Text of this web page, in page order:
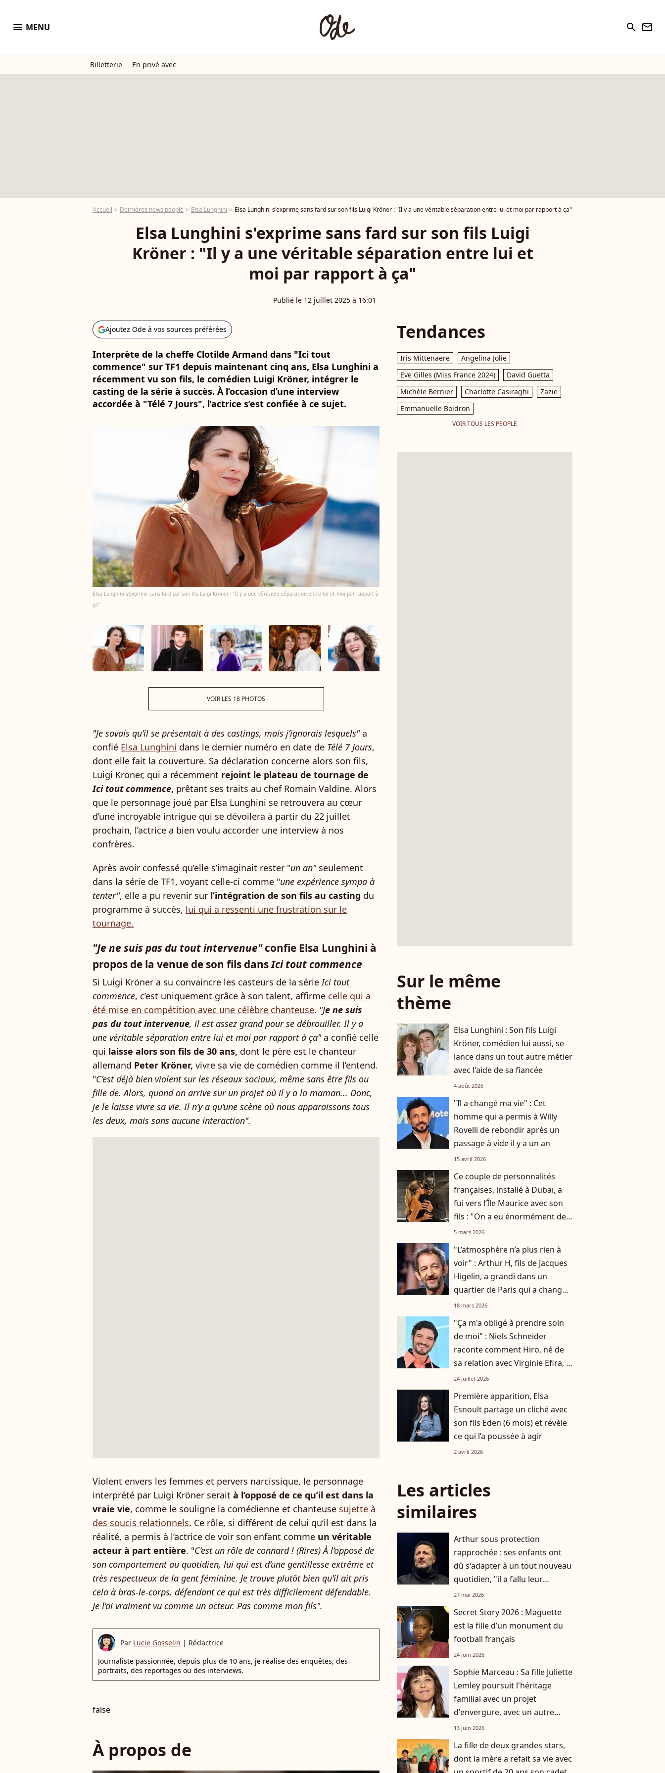
menu MENU search newsletter
Billetterie En privé avec
Accueil Dernières news people Elsa Lunghini Elsa Lunghini s'exprime sans fard sur son fils Luigi Kröner : "Il y a une véritable séparation entre lui et moi par rapport à ça"
Elsa Lunghini s'exprime sans fard sur son fils Luigi
Kröner : "Il y a une véritable séparation entre lui et
moi par rapport à ça"
Publié le 12 juillet 2025 à 16:01
Ajoutez Ode à vos sources préférées
Interprète de la cheffe Clotilde Armand dans "Ici tout
commence" sur TF1 depuis maintenant cinq ans, Elsa Lunghini a
récemment vu son fils, le comédien Luigi Kröner, intégrer le
casting de la série à succès. À l’occasion d’une interview
accordée à "Télé 7 Jours", l’actrice s’est confiée à ce sujet.
Elsa Lunghini s'exprime sans fard sur son fils Luigi Kröner : "Il y a une véritable séparation entre lui et moi par rapport à
ça"
VOIR LES 18 PHOTOS
"Je savais qu’il se présentait à des castings, mais j’ignorais lesquels"a
confié Elsa Lunghini dans le dernier numéro en date de Télé 7 Jours,
dont elle fait la couverture. Sa déclaration concerne alors son fils,
Luigi Kröner, qui a récemment rejoint le plateau de tournage de
Ici tout commence, prêtant ses traits au chef Romain Valdine. Alors
que le personnage joué par Elsa Lunghini se retrouvera au cœur
d’une incroyable intrigue qui se dévoilera à partir du 22 juillet
prochain, l’actrice a bien voulu accorder une interview à nos
confrères.
Après avoir confessé qu’elle s’imaginait rester "un an"seulement
dans la série de TF1, voyant celle-ci comme "une expérience sympa à
tenter", elle a pu revenir sur l’intégration de son fils au casting du
programme à succès, lui qui a ressenti une frustration sur le
tournage.
"Je ne suis pas du tout intervenue"confie Elsa Lunghini à
propos de la venue de son fils dansIci tout commence
Si Luigi Kröner a su convaincre les casteurs de la sérieIci tout
commence, c’est uniquement grâce à son talent, affirme celle qui a
été mise en compétition avec une célèbre chanteuse. "Je ne suis
pas du tout intervenue, il est assez grand pour se débrouiller. Il y a
une véritable séparation entre lui et moi par rapport à ça"a confié celle
qui laisse alors son fils de 30 ans, dont le père est le chanteur
allemand Peter Kröner, vivre sa vie de comédien comme il l’entend.
"C’est déjà bien violent sur les réseaux sociaux, même sans être fils ou
fille de. Alors, quand on arrive sur un projet où il y a la maman... Donc,
je le laisse vivre sa vie. Il n’y a qu’une scène où nous apparaissons tous
les deux, mais sans aucune interaction".
Violent envers les femmes et pervers narcissique, le personnage
interprété par Luigi Kröner serait à l’opposé de ce qu’il est dans la
vraie vie, comme le souligne la comédienne et chanteuse sujette à
des soucis relationnels. Ce rôle, si différent de celui qu’il est dans la
réalité, a permis à l’actrice de voir son enfant comme un véritable
acteur à part entière. "C’est un rôle de connard ! (Rires) À l’opposé de
son comportement au quotidien, lui qui est d’une gentillesse extrême et
très respectueux de la gent féminine. Je trouve plutôt bien qu’il ait pris
cela à bras-le-corps, défendant ce qui est très difficilement défendable.
Je l’ai vraiment vu comme un acteur. Pas comme mon fils".
Par Lucie Gosselin | Rédactrice
Journaliste passionnée, depuis plus de 10 ans, je réalise des enquêtes, des
portraits, des reportages ou des interviews.
false
À propos de
Tendances
Iris Mittenaere
Angelina Jolie
Eve Gilles (Miss France 2024)
David Guetta
Michèle Bernier
Charlotte Casiraghi
Zazie
Emmanuelle Boidron
VOIR TOUS LES PEOPLE
Sur le même
thème
Elsa Lunghini : Son fils Luigi
Kröner, comédien lui aussi, se
lance dans un tout autre métier
avec l'aide de sa fiancée
4 août 2026
"Il a changé ma vie" : Cet
homme qui a permis à Willy
Rovelli de rebondir après un
passage à vide il y a un an
15 avril 2026
Ce couple de personnalités
françaises, installé à Dubaï, a
fui vers l’Île Maurice avec son
fils : "On a eu énormément de
chance"
5 mars 2026
"L’atmosphère n’a plus rien à
voir" : Arthur H, fils de Jacques
Higelin, a grandi dans un
quartier de Paris qui a changé
du tout au tout
18 mars 2026
"Ça m'a obligé à prendre soin
de moi" : Niels Schneider
raconte comment Hiro, né de
sa relation avec Virginie Efira, a
changé sa vie
24 juillet 2026
Première apparition, Elsa
Esnoult partage un cliché avec
son fils Eden (6 mois) et révèle
ce qui l’a poussée à agir
2 avril 2026
Les articles
similaires
Arthur sous protection
rapprochée : ses enfants ont
dû s'adapter à un tout nouveau
quotidien, "il a fallu leur
expliquer"
27 mai 2026
Secret Story 2026 : Maguette
est la fille d’un monument du
football français
24 juin 2026
Sophie Marceau : Sa fille Juliette
Lemley poursuit l'héritage
familial avec un projet
d'envergure, avec un autre
enfant du sérail
13 juin 2026
La fille de deux grandes stars,
dont la mère a refait sa vie avec